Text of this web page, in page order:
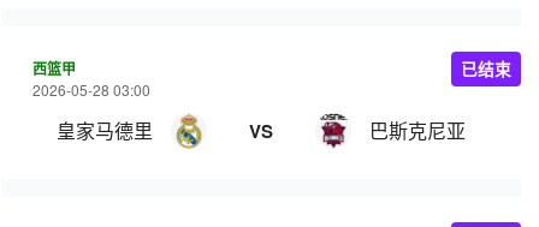
西篮甲
2026-05-28 03:00
皇家马德里 VS 巴斯克尼亚
已结束